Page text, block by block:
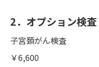
2．オプション検査
子宮頚がん検査
￥6,600